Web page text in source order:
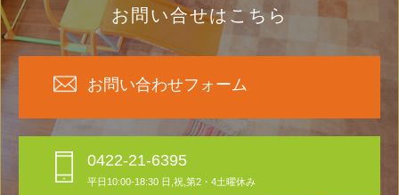
お問い合せはこちら
お問い合わせフォーム
0422-21-6395
平日10:00-18:30 日,祝,第2・4土曜休み